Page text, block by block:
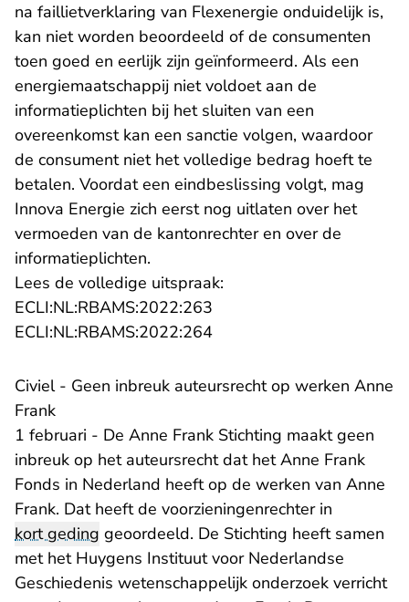
na faillietverklaring van Flexenergie onduidelijk is,
kan niet worden beoordeeld of de consumenten
toen goed en eerlijk zijn geïnformeerd. Als een
energiemaatschappij niet voldoet aan de
informatieplichten bij het sluiten van een
overeenkomst kan een sanctie volgen, waardoor
de consument niet het volledige bedrag hoeft te
betalen. Voordat een eindbeslissing volgt, mag
Innova Energie zich eerst nog uitlaten over het
vermoeden van de kantonrechter en over de
informatieplichten.
Lees de volledige uitspraak:
ECLI:NL:RBAMS:2022:263
ECLI:NL:RBAMS:2022:264- U verlaat Rechtspraak.nl
Civiel - Geen inbreuk auteursrecht op werken Anne
Frank
1 februari - De Anne Frank Stichting maakt geen
inbreuk op het auteursrecht dat het Anne Frank
Fonds in Nederland heeft op de werken van Anne
Frank. Dat heeft de voorzieningenrechter in
kort geding geoordeeld. De Stichting heeft samen
met het Huygens Instituut voor Nederlandse
Geschiedenis wetenschappelijk onderzoek verricht